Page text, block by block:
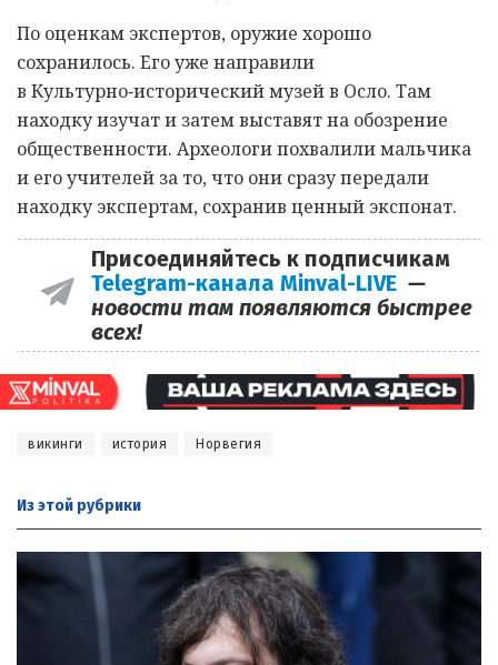
По оценкам экспертов, оружие хорошо
сохранилось. Его уже направили
в Культурно‑исторический музей в Осло. Там
находку изучат и затем выставят на обозрение
общественности. Археологи похвалили мальчика
и его учителей за то, что они сразу передали
находку экспертам, сохранив ценный экспонат.
Присоединяйтесь к подписчикам
Telegram-канала Minval-LIVE —
новости там появляются быстрее
всех!
викинги история Норвегия
Из этой рубрики